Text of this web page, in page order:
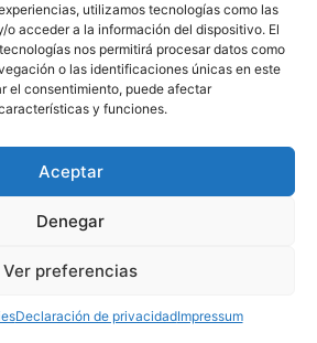
utilizamos tecnologías como las
o acceder a la información del dispositivo. El
nos permitirá procesar datos como
o las identificaciones únicas en este
el consentimiento, puede afectar
y funciones.
Aceptar
Denegar
Ver preferencias
Declaración de privacidadImpressum
de Cookies
Aviso Legal
910 607 564
derechos reservados